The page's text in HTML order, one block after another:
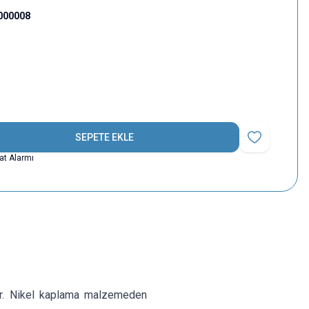
SEPETE EKLE
Favoriye Ekle
Alarmı
Nikel kaplama malzemeden